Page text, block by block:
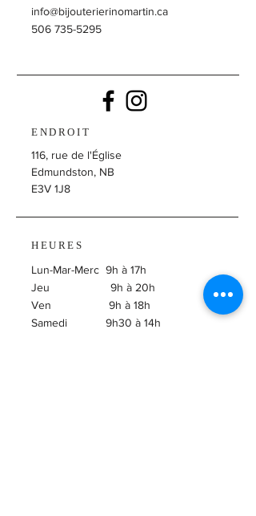
info@bijouterierinomartin.ca
506 735-5295
ENDROIT
116, rue de l'Église
Edmundston, NB
E3V 1J8
HEURES
Lun-Mar-Merc 9h à 17h
Jeu 9h à 20h
Ven 9h à 18h
Samedi 9h30 à 14h